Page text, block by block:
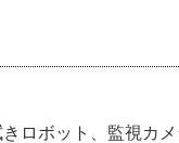
ロボット、監視カ